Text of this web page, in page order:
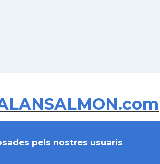
pels nostres usuaris